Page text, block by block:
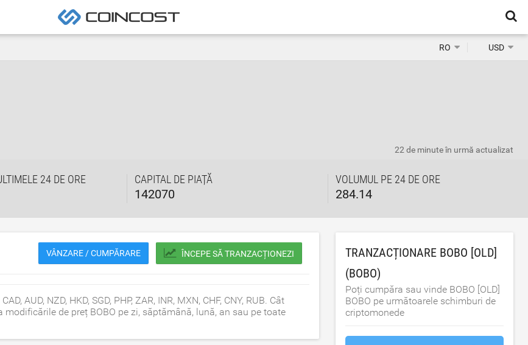
RO USD
24 DE ORE CAPITAL DE PIAȚĂ
142070
VOLUMUL PE 24 DE ORE
284.14
22 de minute în urmă actualizat
VÂNZARE / CUMPĂRARE ÎNCEPE SĂ TRANZACȚIONEZI
AUD, NZD, HKD, SGD, PHP, ZAR, INR, MXN, CHF, CNY, RUB. Cât
de preț BOBO pe zi, săptămână, lună, an sau pe toate
TRANZACȚIONARE BOBO [OLD]
(BOBO)
Poți cumpăra sau vinde BOBO [OLD]
BOBO pe următoarele schimburi de
criptomonede